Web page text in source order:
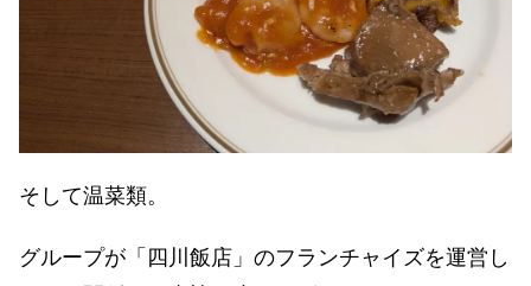
そして温菜類。
グループが「四川飯店」のフランチャイズを運営し